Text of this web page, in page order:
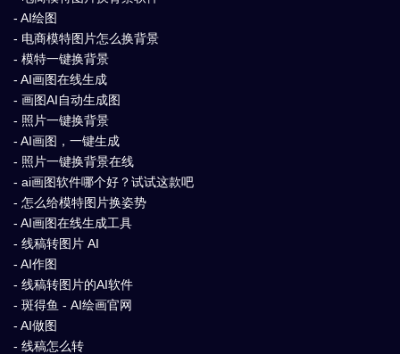
- AI绘图
- 电商模特图片怎么换背景
- 模特一键换背景
- AI画图在线生成
- 画图AI自动生成图
- 照片一键换背景
- AI画图，一键生成
- 照片一键换背景在线
- ai画图软件哪个好？试试这款吧
- 怎么给模特图片换姿势
- AI画图在线生成工具
- 线稿转图片 AI
- AI作图
- 线稿转图片的AI软件
- 斑得鱼 - AI绘画官网
- AI做图
- 线稿怎么转